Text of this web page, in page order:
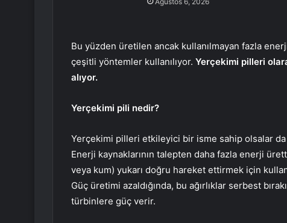
Bu yüzden üretilen ancak kullanılmayan fazla
çeşitli yöntemler kullanılıyor. Yerçekimi pilleri
alıyor.
Yerçekimi pili nedir?
Yerçekimi pilleri etkileyici bir isme sahip olsalar
Enerji kaynaklarının talepten daha fazla enerji
veya kum) yukarı doğru hareket ettirmek için
Güç üretimi azaldığında, bu ağırlıklar serbest
türbinlere güç verir.